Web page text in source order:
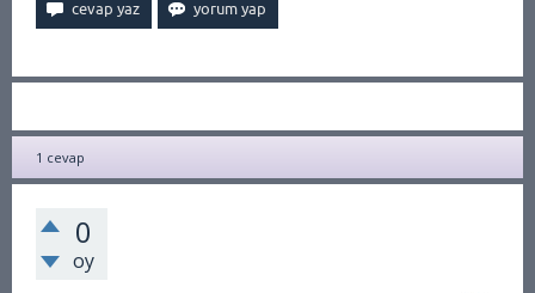
1 cevap
0
oy